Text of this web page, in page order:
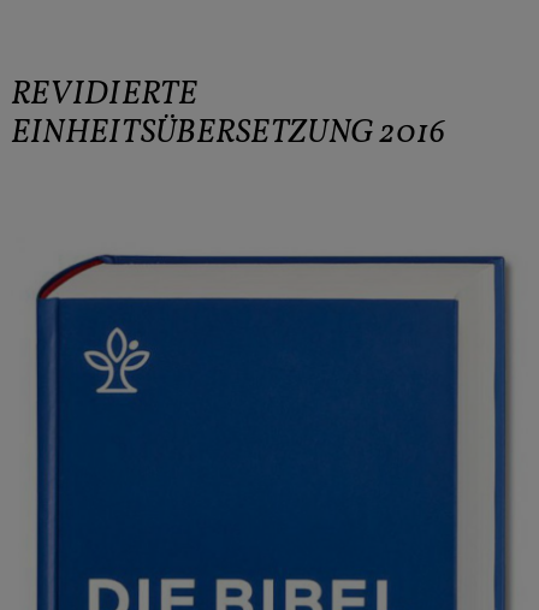
REVIDIERTE
EINHEITSÜBERSETZUNG 2016